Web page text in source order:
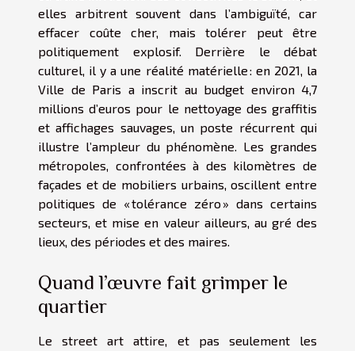
elles arbitrent souvent dans l’ambiguïté, car
effacer coûte cher, mais tolérer peut être
politiquement explosif. Derrière le débat
culturel, il y a une réalité matérielle : en 2021, la
Ville de Paris a inscrit au budget environ 4,7
millions d’euros pour le nettoyage des graffitis
et affichages sauvages, un poste récurrent qui
illustre l’ampleur du phénomène. Les grandes
métropoles, confrontées à des kilomètres de
façades et de mobiliers urbains, oscillent entre
politiques de « tolérance zéro » dans certains
secteurs, et mise en valeur ailleurs, au gré des
lieux, des périodes et des maires.
Quand l’œuvre fait grimper le
quartier
Le street art attire, et pas seulement les